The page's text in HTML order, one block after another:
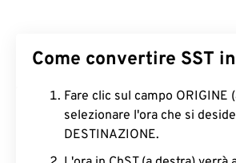
Come convertire SST
Fare clic sul campo ORIGINE
selezionare l'ora che si
DESTINAZIONE.